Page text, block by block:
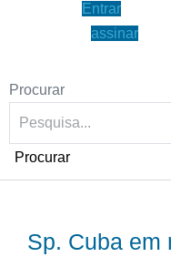
Entrar
assinar
Procurar
Procurar
Sp. Cuba em